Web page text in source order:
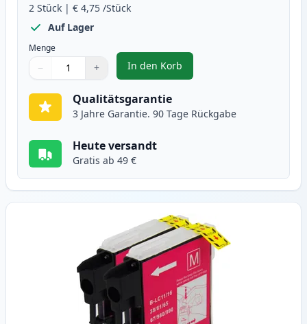
2 Stück | € 4,75 /Stück
Auf Lager
Menge
Verwenden Sie die Tasten, um anzupassen
− +
1
In den Korb
, 2 stück Brother LC980C cyan
Qualitätsgarantie
3 Jahre Garantie. 90 Tage Rückgabe
Heute versandt
Gratis ab 49 €